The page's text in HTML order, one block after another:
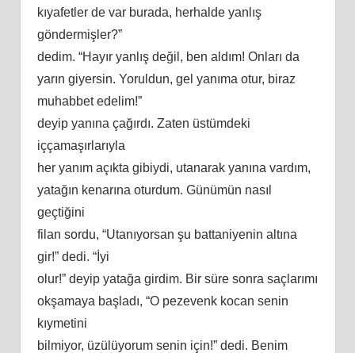
kıyafetler de var burada, herhalde yanlış
göndermişler?”
dedim. “Hayır yanlış değil, ben aldım! Onları da
yarın giyersin. Yoruldun, gel yanıma otur, biraz
muhabbet edelim!”
deyip yanına çağırdı. Zaten üstümdeki
iççamaşırlarıyla
her yanım açıkta gibiydi, utanarak yanına vardım,
yatağın kenarına oturdum. Günümün nasıl
geçtiğini
filan sordu, “Utanıyorsan şu battaniyenin altına
gir!” dedi. “İyi
olur!” deyip yatağa girdim. Bir süre sonra saçlarımı
okşamaya başladı, “O pezevenk kocan senin
kıymetini
bilmiyor, üzülüyorum senin için!” dedi. Benim